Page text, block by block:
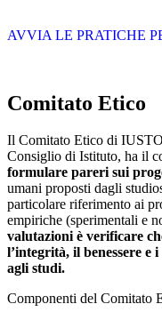
AVVIA LE PRATICHE
Comitato Etico
Il Comitato Etico di
Consiglio di Istituto, ha il
formulare pareri sui
umani proposti dagli
particolare riferimento ai
empiriche (sperimentali e
valutazioni è verificare
l’integrità, il benessere e
agli studi.
Componenti del Comitato